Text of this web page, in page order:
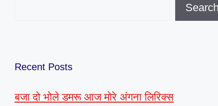
Recent Posts
बजा दो भोले डमरू आज मोरे अंगना लिरिक्स